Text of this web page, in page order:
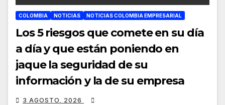
COLOMBIA NOTICIAS NOTICIAS COLOMBIA EMPRESARIAL
Los 5 riesgos que comete en su día
a día y que están poniendo en
jaque la seguridad de su
información y la de su empresa
3 AGOSTO, 2026